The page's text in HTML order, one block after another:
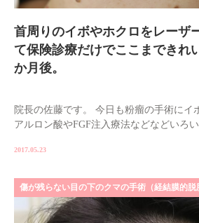
首周りのイボやホクロをレーザ
て保険診療だけでここまできれ
か月後。
院長の佐藤です。 今日も粉瘤の手術にイ
アルロン酸やFGF注入療法などなどいろ
2017.05.23
傷が残らない目の下のクマの手術（経結膜的脱